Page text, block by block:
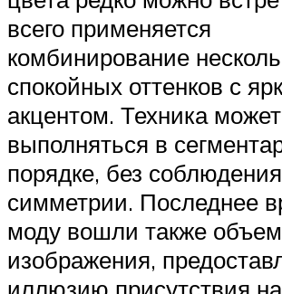
всего применяется
комбинирование
спокойных оттенков с
акцентом. Техника может
выполняться в
порядке, без
симметрии. Последнее
моду вошли также
изображения,
иллюзию присутствия на